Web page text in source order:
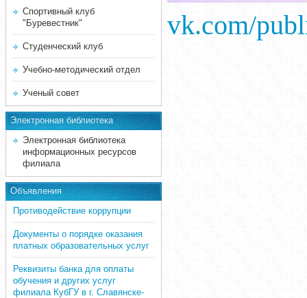
Спортивный клуб
"Буревестник"
Студенческий клуб
Учебно-методический отдел
Ученый совет
Электронная библиотека
Электронная библиотека
информационных ресурсов
филиала
Объявления
Противодействие коррупции
Документы о порядке оказания
платных образовательных услуг
Реквизиты банка для оплаты
обучения и других услуг
филиала КубГУ в г. Славянске-
vk.com/